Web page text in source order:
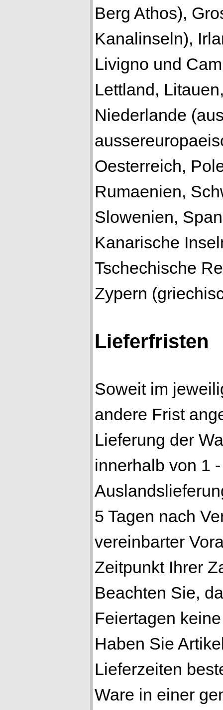
Berg Athos),
Kanalinseln),
Livigno und
Lettland,
Niederlande
Oesterreich,
Rumaenien,
Slowenien,
Kanarische
Tschechische
Zypern
Lieferfristen
Soweit im
andere Frist
Lieferung der
innerhalb von 1
5 Tagen nach
vereinbarter
Zeitpunkt Ihrer
Beachten Sie,
Feiertagen
Haben Sie
Lieferzeiten
Ware in einer